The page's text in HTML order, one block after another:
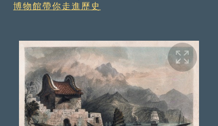
博物館帶你走進歷史